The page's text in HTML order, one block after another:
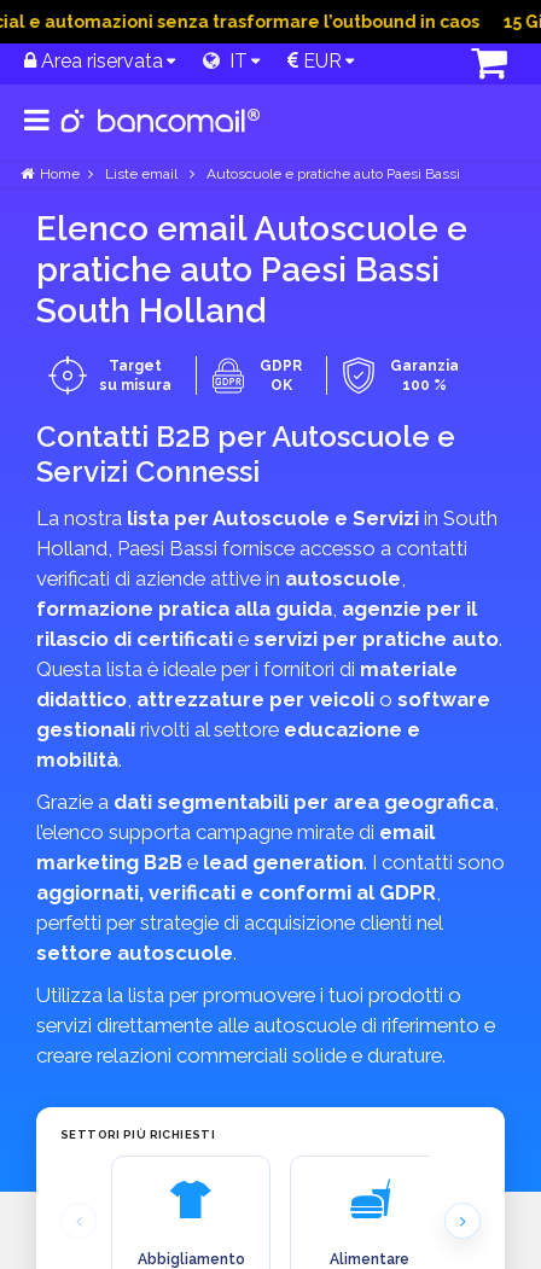
automazioni senza trasformare l’outbound in caos 15
Area riservata IT EUR
Home Liste email Autoscuole e pratiche auto Paesi Bassi
Elenco email Autoscuole e
pratiche auto Paesi Bassi
South Holland
Target
su misura
GDPR
OK
Garanzia
100 %
Contatti B2B per Autoscuole e
Servizi Connessi
La nostra lista per Autoscuole e Servizi in South
Holland, Paesi Bassi fornisce accesso a contatti
verificati di aziende attive in autoscuole,
formazione pratica alla guida, agenzie per il
rilascio di certificati e servizi per pratiche auto.
Questa lista è ideale per i fornitori di materiale
didattico, attrezzature per veicoli o software
gestionali rivolti al settore educazione e
mobilità.
Grazie a dati segmentabili per area geografica,
l’elenco supporta campagne mirate di email
marketing B2B e lead generation. I contatti sono
aggiornati, verificati e conformi al GDPR,
perfetti per strategie di acquisizione clienti nel
settore autoscuole.
Utilizza la lista per promuovere i tuoi prodotti o
servizi direttamente alle autoscuole di riferimento e
creare relazioni commerciali solide e durature.
SETTORI PIÙ RICHIESTI
Abbigliamento Alimentare